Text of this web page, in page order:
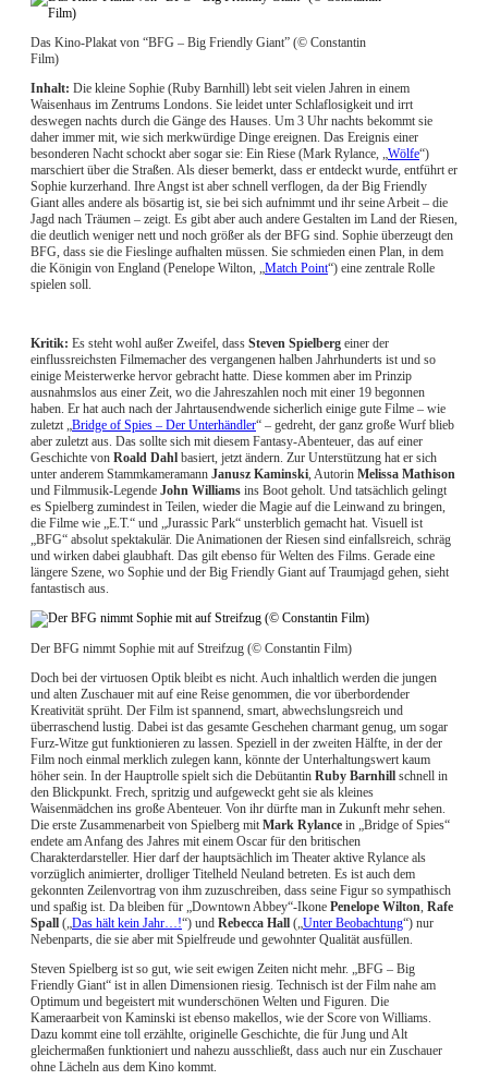
Das Kino-Plakat von “BFG – Big Friendly Giant” (© Constantin
Film)
Inhalt: Die kleine Sophie (Ruby Barnhill) lebt seit vielen Jahren in einem
Waisenhaus im Zentrums Londons. Sie leidet unter Schlaflosigkeit und irrt
deswegen nachts durch die Gänge des Hauses. Um 3 Uhr nachts bekommt sie
daher immer mit, wie sich merkwürdige Dinge ereignen. Das Ereignis einer
besonderen Nacht schockt aber sogar sie: Ein Riese (Mark Rylance, „Wölfe“)
marschiert über die Straßen. Als dieser bemerkt, dass er entdeckt wurde, entführt er
Sophie kurzerhand. Ihre Angst ist aber schnell verflogen, da der Big Friendly
Giant alles andere als bösartig ist, sie bei sich aufnimmt und ihr seine Arbeit – die
Jagd nach Träumen – zeigt. Es gibt aber auch andere Gestalten im Land der Riesen,
die deutlich weniger nett und noch größer als der BFG sind. Sophie überzeugt den
BFG, dass sie die Fieslinge aufhalten müssen. Sie schmieden einen Plan, in dem
die Königin von England (Penelope Wilton, „Match Point“) eine zentrale Rolle
spielen soll.
Kritik: Es steht wohl außer Zweifel, dass Steven Spielberg einer der
einflussreichsten Filmemacher des vergangenen halben Jahrhunderts ist und so
einige Meisterwerke hervor gebracht hatte. Diese kommen aber im Prinzip
ausnahmslos aus einer Zeit, wo die Jahreszahlen noch mit einer 19 begonnen
haben. Er hat auch nach der Jahrtausendwende sicherlich einige gute Filme – wie
zuletzt „Bridge of Spies – Der Unterhändler“ – gedreht, der ganz große Wurf blieb
aber zuletzt aus. Das sollte sich mit diesem Fantasy-Abenteuer, das auf einer
Geschichte von Roald Dahl basiert, jetzt ändern. Zur Unterstützung hat er sich
unter anderem Stammkameramann Janusz Kaminski, Autorin Melissa Mathison
und Filmmusik-Legende John Williams ins Boot geholt. Und tatsächlich gelingt
es Spielberg zumindest in Teilen, wieder die Magie auf die Leinwand zu bringen,
die Filme wie „E.T.“ und „Jurassic Park“ unsterblich gemacht hat. Visuell ist
„BFG“ absolut spektakulär. Die Animationen der Riesen sind einfallsreich, schräg
und wirken dabei glaubhaft. Das gilt ebenso für Welten des Films. Gerade eine
längere Szene, wo Sophie und der Big Friendly Giant auf Traumjagd gehen, sieht
fantastisch aus.
Der BFG nimmt Sophie mit auf Streifzug (© Constantin Film)
Doch bei der virtuosen Optik bleibt es nicht. Auch inhaltlich werden die jungen
und alten Zuschauer mit auf eine Reise genommen, die vor überbordender
Kreativität sprüht. Der Film ist spannend, smart, abwechslungsreich und
überraschend lustig. Dabei ist das gesamte Geschehen charmant genug, um sogar
Furz-Witze gut funktionieren zu lassen. Speziell in der zweiten Hälfte, in der der
Film noch einmal merklich zulegen kann, könnte der Unterhaltungswert kaum
höher sein. In der Hauptrolle spielt sich die Debütantin Ruby Barnhill schnell in
den Blickpunkt. Frech, spritzig und aufgeweckt geht sie als kleines
Waisenmädchen ins große Abenteuer. Von ihr dürfte man in Zukunft mehr sehen.
Die erste Zusammenarbeit von Spielberg mit Mark Rylance in „Bridge of Spies“
endete am Anfang des Jahres mit einem Oscar für den britischen
Charakterdarsteller. Hier darf der hauptsächlich im Theater aktive Rylance als
vorzüglich animierter, drolliger Titelheld Neuland betreten. Es ist auch dem
gekonnten Zeilenvortrag von ihm zuzuschreiben, dass seine Figur so sympathisch
und spaßig ist. Da bleiben für „Downtown Abbey“-Ikone Penelope Wilton, Rafe
Spall („Das hält kein Jahr…!“) und Rebecca Hall („Unter Beobachtung“) nur
Nebenparts, die sie aber mit Spielfreude und gewohnter Qualität ausfüllen.
Steven Spielberg ist so gut, wie seit ewigen Zeiten nicht mehr. „BFG – Big
Friendly Giant“ ist in allen Dimensionen riesig. Technisch ist der Film nahe am
Optimum und begeistert mit wunderschönen Welten und Figuren. Die
Kameraarbeit von Kaminski ist ebenso makellos, wie der Score von Williams.
Dazu kommt eine toll erzählte, originelle Geschichte, die für Jung und Alt
gleichermaßen funktioniert und nahezu ausschließt, dass auch nur ein Zuschauer
ohne Lächeln aus dem Kino kommt.